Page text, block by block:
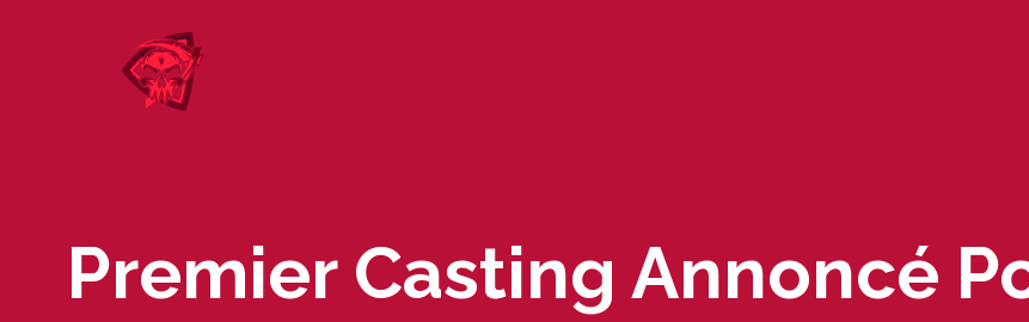
Premier Casting Annoncé